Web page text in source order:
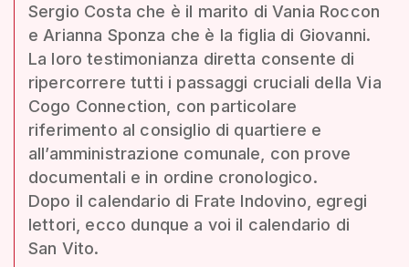
Sergio Costa che è il marito di Vania Roccon
e Arianna Sponza che è la figlia di Giovanni.
La loro testimonianza diretta consente di
ripercorrere tutti i passaggi cruciali della Via
Cogo Connection, con particolare
riferimento al consiglio di quartiere e
all’amministrazione comunale, con prove
documentali e in ordine cronologico.
Dopo il calendario di Frate Indovino, egregi
lettori, ecco dunque a voi il calendario di
San Vito.